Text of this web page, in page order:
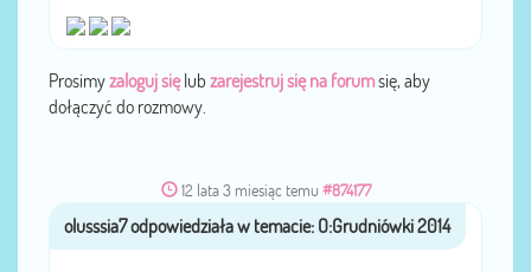
Prosimyzaloguj sięlub zarejestruj się na forumsię, aby
dołączyć do rozmowy.
12 lata 3 miesiąc temu #874177
przezolusssia7